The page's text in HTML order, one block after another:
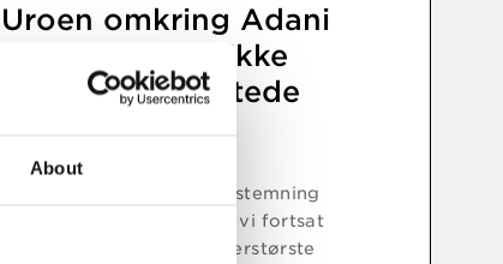
About
Uroen omkring Adani
Group ændrer ikke
Indiens langsigtede
potentiale
På trods af den negative stemning
omkring Adani Group ser vi fortsat
Indien som den måske allerstørste